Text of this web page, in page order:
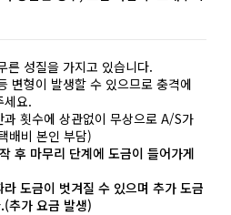
른 성질을 가지고 있습니다.
변형이 발생할 수 있으므로 충격에
세요.
과 횟수에 상관없이 무상으로 A/S가
배비 본인 부담)
후 마무리 단계에 도금이 들어가게
도금이 벗겨질 수 있으며 추가 도금
추가 요금 발생)